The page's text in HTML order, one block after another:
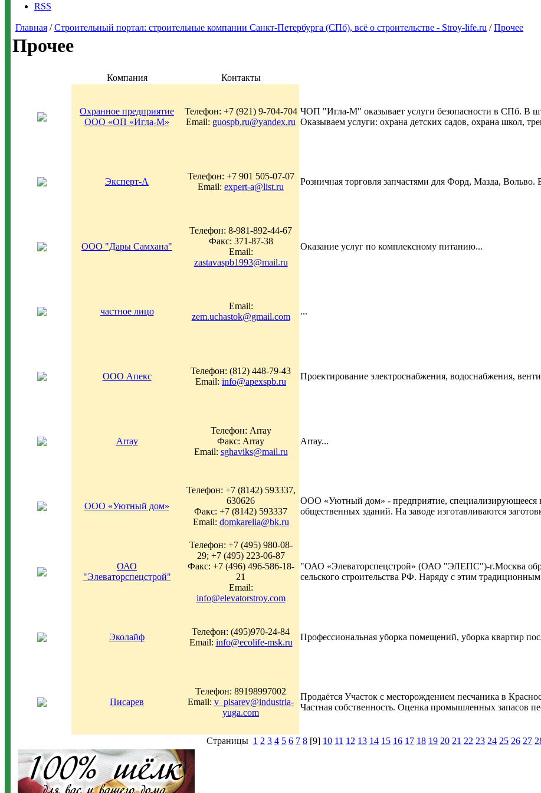
RSS
Главная /Строительный портал: строительные компании Санкт-Петербурга (СПб), всё о строительстве - Stroy-life.ru /Прочее
Прочее
Компания Контакты
Охранное предприятие
ООО «ОП «Игла-М»
Телефон: +7 (921) 9-704-704
Email: guospb.ru@yandex.ru
ЧОП "Игла-М" оказывает услуги безопасности в СПб. В
Оказываем услуги: охрана детских садов, охрана школ,
Эксперт-А
Телефон: +7 901 505-07-07
Email: expert-a@list.ru
Розничная торговля запчастями для Форд, Мазда,
ООО "Дары Самхана"
Телефон: 8-981-892-44-67
Факс: 371-87-38
Email:
zastavaspb1993@mail.ru
Оказание услуг по комплексному питанию...
частное лицо
Email:
zem.uchastok@gmail.com
...
ООО Апекс
Телефон: (812) 448-79-43
Email: info@apexspb.ru
Проектирование электроснабжения, водоснабжения,
Array
Телефон: Array
Факс: Array
Email: sghaviks@mail.ru
Array...
ООО «Уютный дом»
Телефон: +7 (8142) 593337,
630626
Факс: +7 (8142) 593337
Email: domkarelia@bk.ru
ООО «Уютный дом» - предприятие, специализирующееся
общественных зданий. На заводе изготавливаются
ОАО
"Элеваторспецстрой"
Телефон: +7 (495) 980-08-
29; +7 (495) 223-06-87
Факс: +7 (496) 496-586-18-
21
Email:
info@elevatorstroy.com
"ОАО «Элеваторспецстрой» (ОАО "ЭЛЕПС")-г.Москва
сельского строительства РФ. Наряду с этим
Эколайф
Телефон: (495)970-24-84
Email: info@ecolife-msk.ru
Профессиональная уборка помещений, уборка квартир
Писарев
Телефон: 89198997002
Email: v_pisarev@industria-
yuga.com
Продаётся Участок с месторождением песчаника в
Частная собственность. Оценка промышленных запасов
Страницы 1 2 3 4 5 6 7 8 [9] 10 11 12 13 14 15 16 17 18 19 20 21 22 23 24 25 26 27